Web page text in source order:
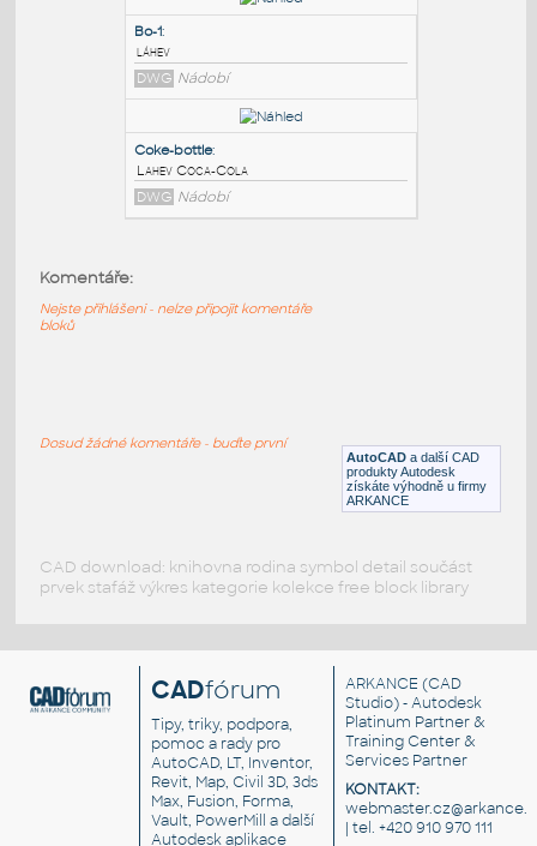
Kleinova láhev
IPT
Bouteille_Bottle:
Láhev
DWG Nádobí
DWG
Nádobí
AutoCAD a další CAD
produkty Autodesk
získáte výhodně u firmy
ARKANCE
Komentáře:
Nejste přihlášeni - nelze připojit komentáře
bloků
Dosud žádné komentáře - buďte první
CAD download: knihovna rodina symbol detail součást
prvek stafáž výkres kategorie kolekce free block library
CADfórum
Tipy, triky, podpora,
pomoc a rady pro
AutoCAD, LT, Inventor,
Revit, Map, Civil 3D, 3ds
Max, Fusion, Forma,
Vault, PowerMill a další
Autodesk aplikace
ARKANCE (CAD
Studio) - Autodesk
Platinum Partner &
Training Center &
Services Partner
KONTAKT:
| tel. +420 910 970 111